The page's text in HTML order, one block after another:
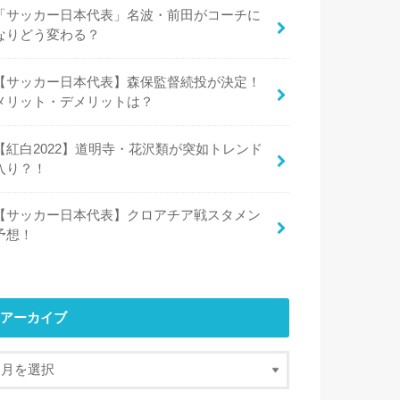
サッカー日本代表」名波・前田がコーチに
りどう変わる？
サッカー日本代表】森保監督続投が決定！
リット・デメリットは？
紅白2022】道明寺・花沢類が突如トレンド
り？！
サッカー日本代表】クロアチア戦スタメン
想！
アーカイブ